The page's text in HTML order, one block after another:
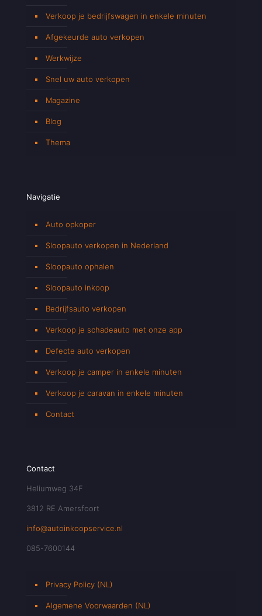
Verkoop je bedrijfswagen in enkele minuten
Afgekeurde auto verkopen
Werkwijze
Snel uw auto verkopen
Magazine
Blog
Thema
Navigatie
Auto opkoper
Sloopauto verkopen in Nederland
Sloopauto ophalen
Sloopauto inkoop
Bedrijfsauto verkopen
Verkoop je schadeauto met onze app
Defecte auto verkopen
Verkoop je camper in enkele minuten
Verkoop je caravan in enkele minuten
Contact
Contact
Heliumweg 34F
3812 RE Amersfoort
info@autoinkoopservice.nl
085-7600144
Privacy Policy (NL)
Algemene Voorwaarden (NL)